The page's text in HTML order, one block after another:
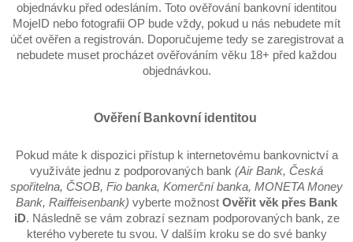
objednávku před odesláním. Toto ověřování bankovní identitou
MojeID nebo fotografii OP bude vždy, pokud u nás nebudete mít
účet ověřen a registrován. Doporučujeme tedy se zaregistrovat a
nebudete muset procházet ověřováním věku 18+ před každou
objednávkou.
Ověření Bankovní identitou
Pokud máte k dispozici přístup k internetovému bankovnictví a
využíváte jednu z podporovaných bank (Air Bank, Česká
spořitelna, ČSOB, Fio banka, Komerční banka, MONETA Money
Bank, Raiffeisenbank) vyberte možnost Ověřit věk přes Bank
iD. Následně se vám zobrazí seznam podporovaných bank, ze
kterého vyberete tu svou. V dalším kroku se do své banky